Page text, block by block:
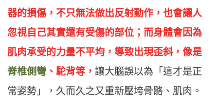
器的損傷，不只無法做出反射動作，也會讓人
忽視自己其實還有受傷的部位；而身體會因為
肌肉承受的力量不平均，導致出現歪斜，像是
脊椎側彎 、駝背等， 讓大腦誤以為「這才是正
常姿勢」，久而久之又重新壓垮骨骼、肌肉。